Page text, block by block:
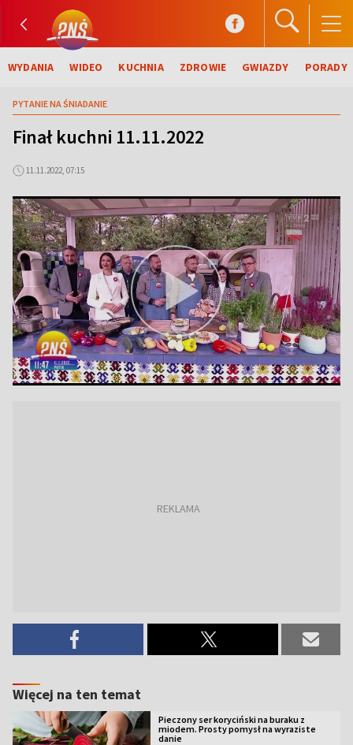
WYDANIA WIDEO KUCHNIA ZDROWIE GWIAZDY PORADY
PYTANIE NA ŚNIADANIE
Finał kuchni 11.11.2022
11.11.2022, 07:15
Więcej na ten temat
Pieczony ser koryciński na buraku z
miodem. Prosty pomysł na wyraziste
danie